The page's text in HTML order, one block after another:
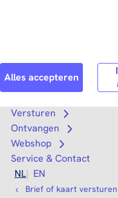
Search
Versturen
Open
Ontvangen
Open
Webshop
Open submenu
Service & Contact
NL
EN
Brief of kaart versturen